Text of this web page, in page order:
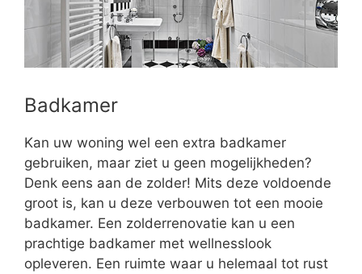
Badkamer
Kan uw woning wel een extra badkamer
gebruiken, maar ziet u geen mogelijkheden?
Denk eens aan de zolder! Mits deze voldoende
groot is, kan u deze verbouwen tot een mooie
badkamer. Een zolderrenovatie kan u een
prachtige badkamer met wellnesslook
opleveren. Een ruimte waar u helemaal tot rust